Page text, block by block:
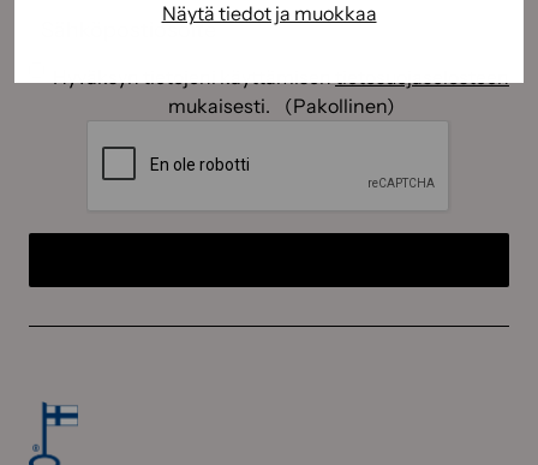
Näytä tiedot ja muokkaa
(Pakollinen)
mukaisesti.
(Pakollinen)